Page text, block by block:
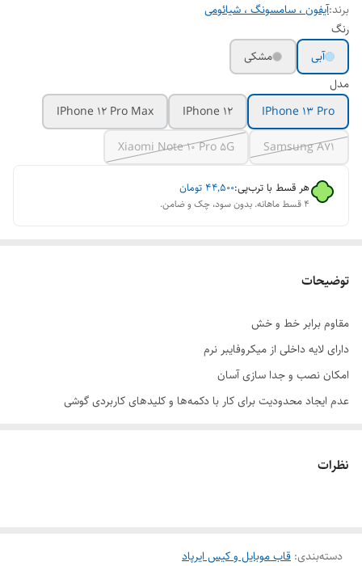
برند:آیفون ، سامسونگ ، شیائومی
رنگ
آبی
مشکی
مدل
IPhone 13 Pro
IPhone 12
IPhone 12 Pro Max
Samsung A71
Xiaomi Note 10 Pro 5G
هر قسط با ترب‌پی:۴۴٬۵۰۰ تومان
۴ قسط ماهانه. بدون سود، چک و ضامن.
توضیحات
مقاوم برابر خط و خش
دارای لایه داخلی از میکروفایبر نرم
امکان نصب و جدا سازی آسان
عدم ایجاد محدودیت برای کار با دکمه‌ها و کلیدهای کاربردی گوشی
نظرات
دسته‌بندی: قاب موبایل و کیس ایرپاد